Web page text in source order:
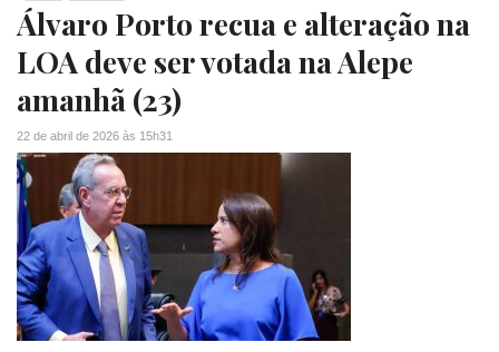
Álvaro Porto recua e alteração na
LOA deve ser votada na Alepe
amanhã (23)
22 de abril de 2026 às 15h31